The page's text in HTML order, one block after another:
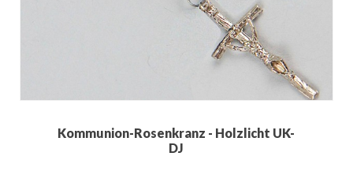
Kommunion-Rosenkranz - Holzlicht UK-
DJ